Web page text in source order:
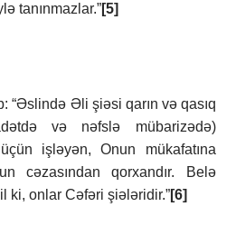
tanınmazlar.”[5]
“Əslində Əli şiəsi qarın və qasıq
və nəfslə mübarizədə)
üçün işləyən, Onun mükafatına
cəzasından qorxandır. Belə
ki, onlar Cəfəri şiələridir.”[6]